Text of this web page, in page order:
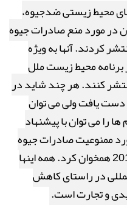
سال 2006 گروه های محیط زیستی ضدجیوه،
در مورد منع صادرات جیوه
کردند. آنها به ویژه
برنامه محیط زیست ملل
کنند. هر چند شاید در
یافت ولی می توان
را می توان با پیشنهاد
ممنوعیت صادرات جیوه
در سراسر اتحادیه اروپا از سال 2011 همخوان کرد. همه اینها
در راستای کاهش
و تجارت است.